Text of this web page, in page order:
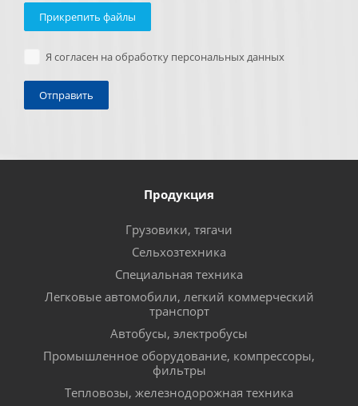
Прикрепить файлы
Я согласен на обработку персональных данных
Продукция
Грузовики, тягачи
Сельхозтехника
Специальная техника
Легковые автомобили, легкий коммерческий
транспорт
Автобусы, электробусы
Промышленное оборудование, компрессоры,
фильтры
Тепловозы, железнодорожная техника